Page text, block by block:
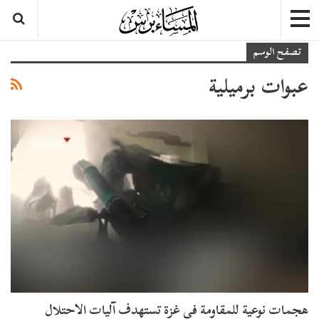
تصفح الوسم
عبوات برميلية
هجمات نوعية للمقاومة في غزة تستهدف آليات الاحتلال